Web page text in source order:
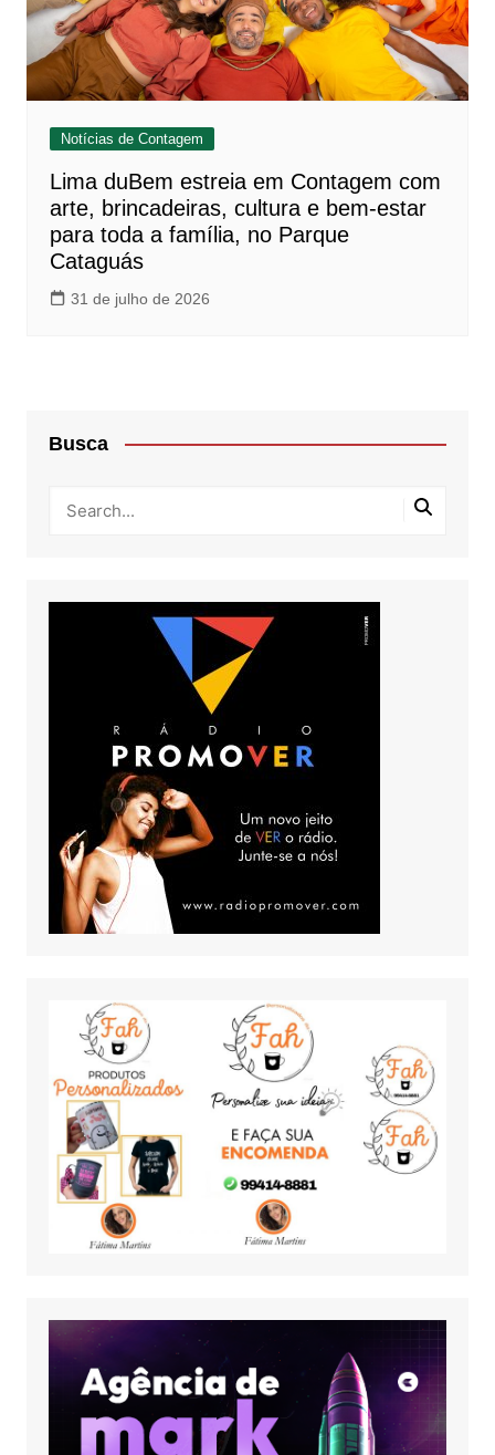
Notícias de Contagem
Lima duBem estreia em Contagem com
arte, brincadeiras, cultura e bem-estar
para toda a família, no Parque
Cataguás
31 de julho de 2026
Busca